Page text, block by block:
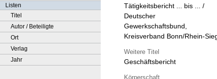
Listen
Titel
Autor / Beteiligte
Ort
Verlag
Jahr
Tätigkeitsbericht ... bis ... /
Deutscher
Gewerkschaftsbund,
Kreisverband Bonn/Rhein-
Weitere Titel
Geschäftsbericht
Körperschaft